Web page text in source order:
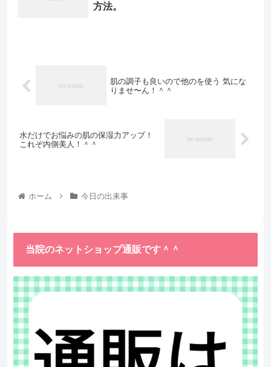
方法。
肌の調子も良いので他のを使う 気にな
りませ〜ん！＾＾
水だけでお悩みの肌の保湿力アップ！
これぞ内側美人！＾＾
ホーム 今日の出来事
当院のネットショップ通販です＾＾